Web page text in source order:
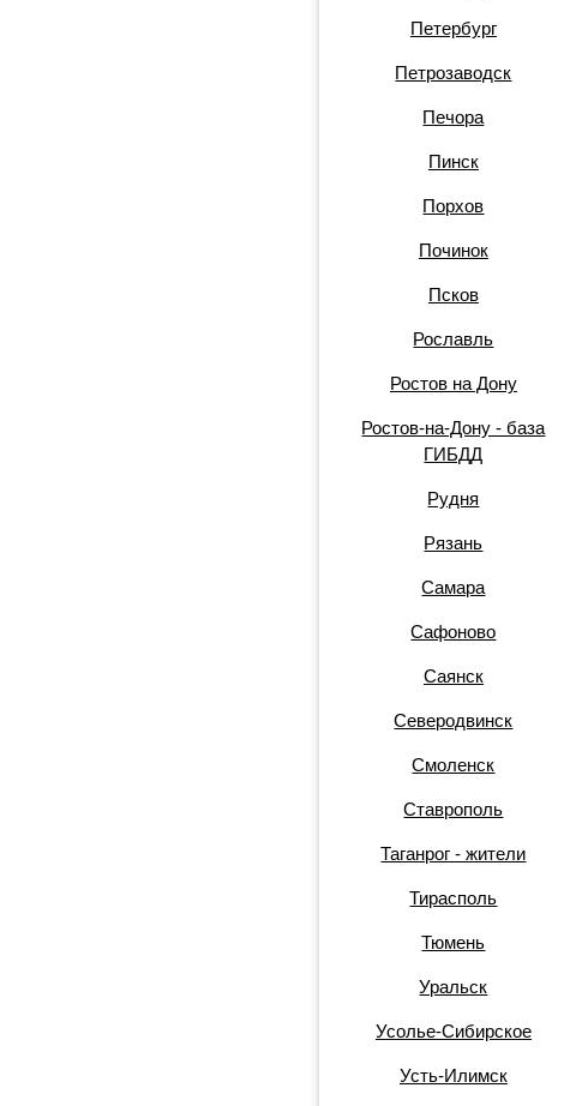
Петербург
Петрозаводск
Печора
Пинск
Порхов
Починок
Псков
Рославль
Ростов на Дону
Ростов-на-Дону - база
ГИБДД
Рудня
Рязань
Самара
Сафоново
Саянск
Северодвинск
Смоленск
Ставрополь
Таганрог - жители
Тирасполь
Тюмень
Уральск
Усолье-Сибирское
Усть-Илимск